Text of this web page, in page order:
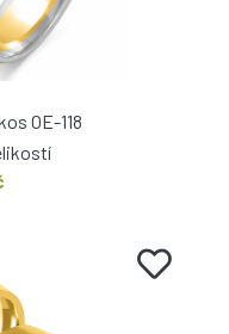
OE-118